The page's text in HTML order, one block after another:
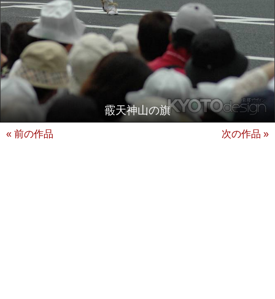
霰天神山の旗
« 前の作品 次の作品 »